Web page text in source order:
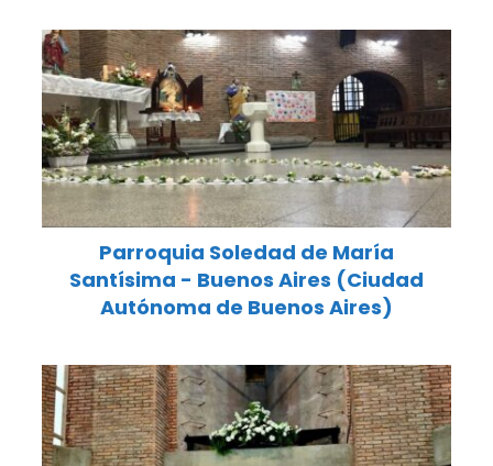
Parroquia Soledad de María
Santísima - Buenos Aires (Ciudad
Autónoma de Buenos Aires)